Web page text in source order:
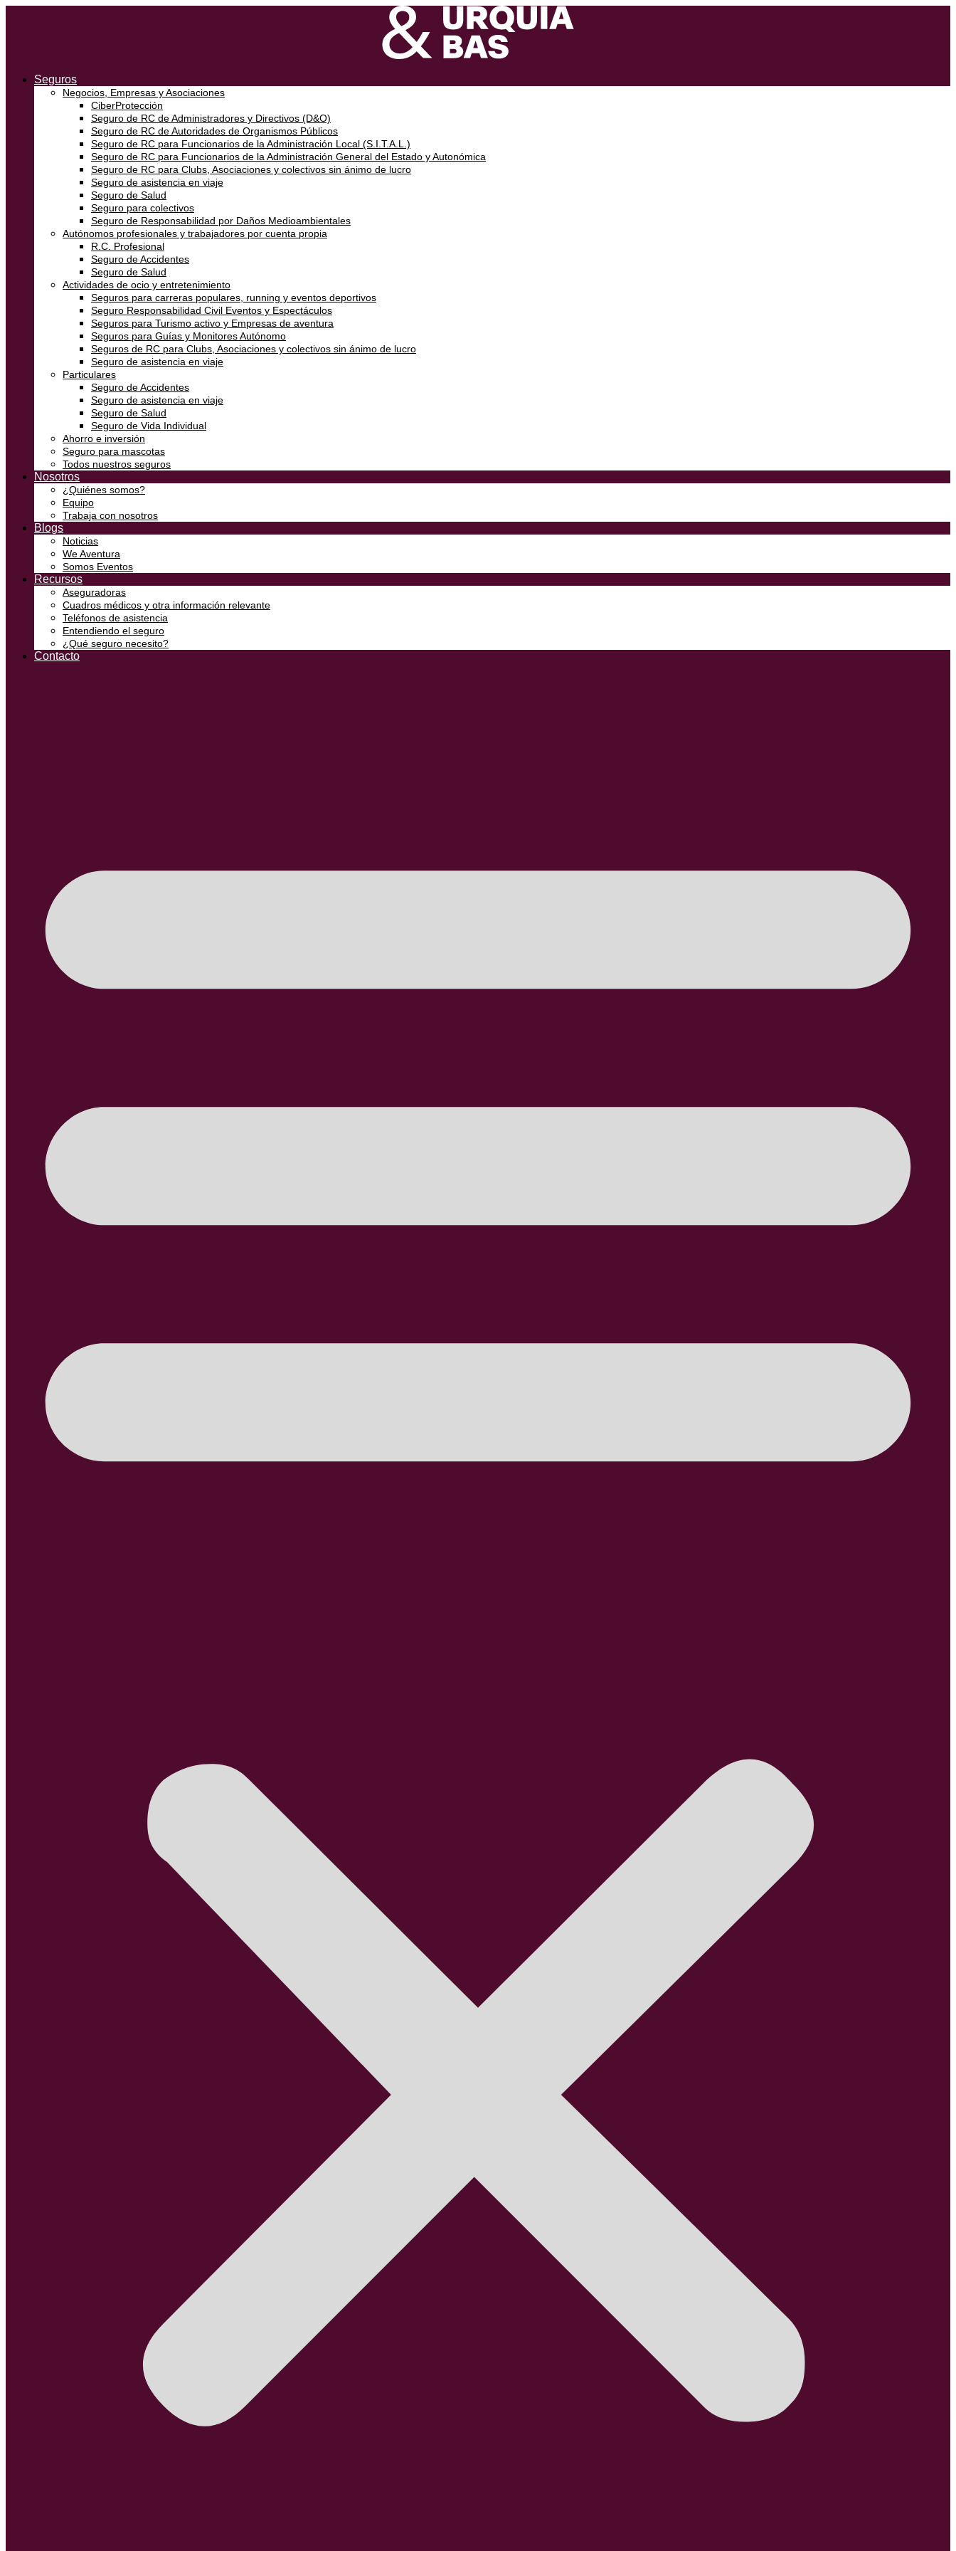
Seguros
Negocios, Empresas y Asociaciones
CiberProtección
Seguro de RC de Administradores y Directivos (D&O)
Seguro de RC de Autoridades de Organismos Públicos
Seguro de RC para Funcionarios de la Administración Local (S.I.T.A.L.)
Seguro de RC para Funcionarios de la Administración General del Estado y Autonómica
Seguro de RC para Clubs, Asociaciones y colectivos sin ánimo de lucro
Seguro de asistencia en viaje
Seguro de Salud
Seguro para colectivos
Seguro de Responsabilidad por Daños Medioambientales
Autónomos profesionales y trabajadores por cuenta propia
R.C. Profesional
Seguro de Accidentes
Seguro de Salud
Actividades de ocio y entretenimiento
Seguros para carreras populares, running y eventos deportivos
Seguro Responsabilidad Civil Eventos y Espectáculos
Seguros para Turismo activo y Empresas de aventura
Seguros para Guías y Monitores Autónomo
Seguros de RC para Clubs, Asociaciones y colectivos sin ánimo de lucro
Seguro de asistencia en viaje
Particulares
Seguro de Accidentes
Seguro de asistencia en viaje
Seguro de Salud
Seguro de Vida Individual
Ahorro e inversión
Seguro para mascotas
Todos nuestros seguros
Nosotros
¿Quiénes somos?
Equipo
Trabaja con nosotros
Blogs
Noticias
We Aventura
Somos Eventos
Recursos
Aseguradoras
Cuadros médicos y otra información relevante
Teléfonos de asistencia
Entendiendo el seguro
¿Qué seguro necesito?
Contacto